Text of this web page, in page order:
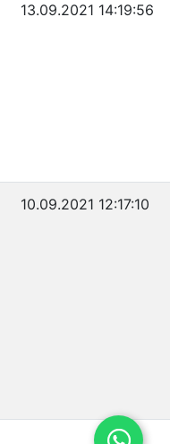
13.09.2021 14:19:56
10.09.2021 12:17:10